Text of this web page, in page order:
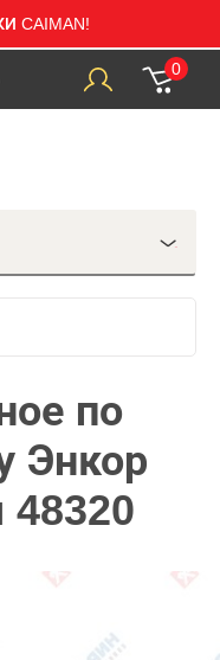
CAIMAN!
0
по
Энкор
48320